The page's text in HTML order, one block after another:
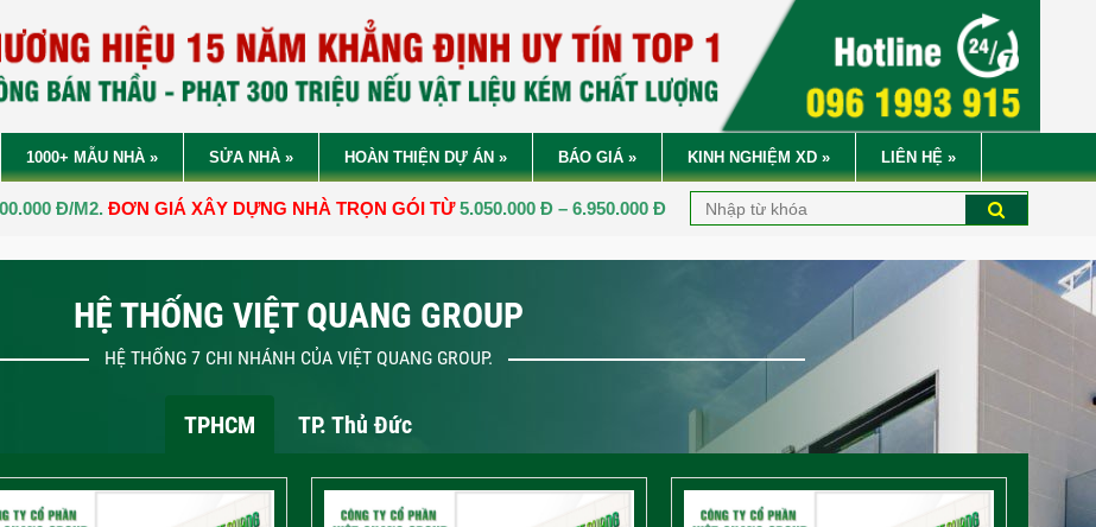
1000+ MẪU NHÀ » SỬA NHÀ » HOÀN THIỆN DỰ ÁN » BÁO GIÁ » KINH NGHIỆM XD » LIÊN HỆ »
GIÁ XÂY DỰNG NHÀ TRỌN GÓI TỪ5.050.000 Đ – 6.950.000 Đ/M2.
HỆ THỐNG VIỆT QUANG GROUP
HỆ THỐNG 7 CHI NHÁNH CỦA VIỆT QUANG GROUP.
TPHCM TP. Thủ Đức